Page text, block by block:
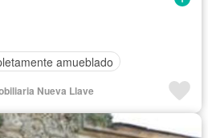
amueblado
Nueva Llave